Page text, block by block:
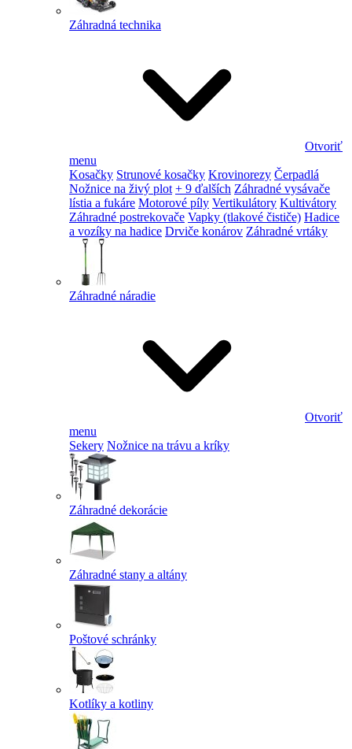
Záhradná technika
Otvoriť
menu
Kosačky Strunové kosačky Krovinorezy Čerpadlá
Nožnice na živý plot + 9 ďalších Záhradné vysávače
lístia a fukáre Motorové píly Vertikulátory Kultivátory
Záhradné postrekovače Vapky (tlakové čističe) Hadice
a vozíky na hadice Drviče konárov Záhradné vrtáky
Záhradné náradie
Otvoriť
menu
Sekery Nožnice na trávu a kríky
Záhradné dekorácie
Záhradné stany a altány
Poštové schránky
Kotlíky a kotliny